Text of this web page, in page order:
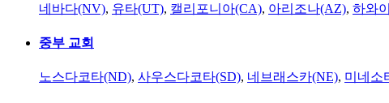
네바다(NV), 유타(UT), 캘리포니아(CA), 아리조나(AZ), 하와
중부 교회
노스다코타(ND), 사우스다코타(SD), 네브래스카(NE), 미네소